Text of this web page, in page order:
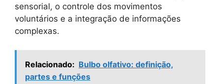
sensorial, o controle dos movimentos
voluntários e a integração de informações
complexas.
Relacionado: Bulbo olfativo: definição,
partes e funções